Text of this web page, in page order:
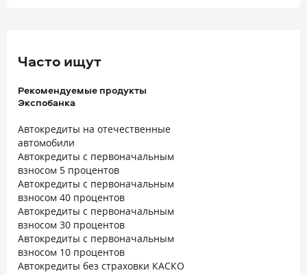
Часто ищут
Рекомендуемые продукты
Экспобанка
Автокредиты на отечественные
автомобили
Автокредиты с первоначальным
взносом 5 процентов
Автокредиты с первоначальным
взносом 40 процентов
Автокредиты с первоначальным
взносом 30 процентов
Автокредиты с первоначальным
взносом 10 процентов
Автокредиты без страховки КАСКО